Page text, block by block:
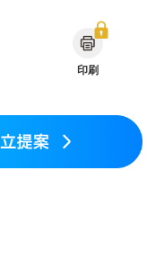
（IBS）
（第２期）
１）
など
印刷